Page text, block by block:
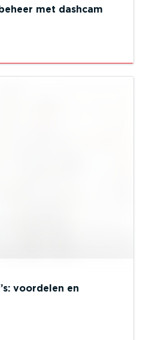
met dashcam
voordelen en